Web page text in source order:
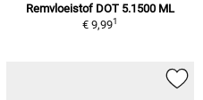
Remvloeistof DOT 5.1500 ML
€ 9,991